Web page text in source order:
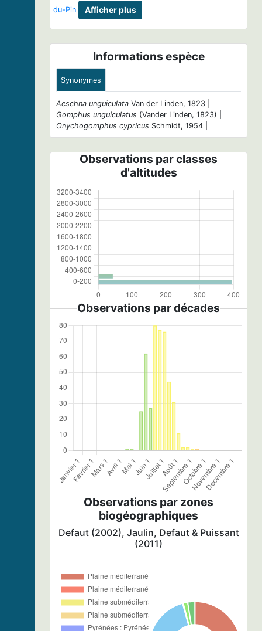
du-Pin
Afficher plus
Informations espèce
Synonymes
Aeschna unguiculata Van der Linden, 1823 |
Gomphus unguiculatus (Vander Linden, 1823) |
Onychogomphus cypricus Schmidt, 1954 |
Observations par classes
d'altitudes
Observations par décades
Observations par zones
biogéographiques
Defaut (2002), Jaulin, Defaut & Puissant
(2011)